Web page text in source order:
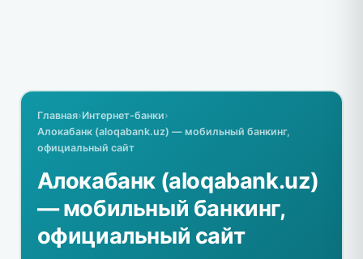
Главная›Интернет-банки›
Алокабанк (aloqabank.uz) — мобильный банкинг,
официальный сайт
Алокабанк (aloqabank.uz)
— мобильный банкинг,
официальный сайт